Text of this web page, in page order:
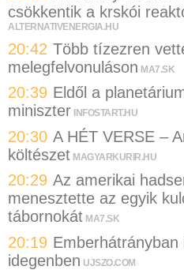
csökkentik a krskói
ALTERNATIVENERGIA.HU
20:42 Több tízezren
melegfelvonuláson MA7.SK
20:39 Eldől a
miniszter INFOSTART.HU
20:30 A HÉT VERSE –
költészet MAGYARKURIR.HU
20:29 Az amerikai
menesztette az egyik
tábornokát MA7.SK
20:19
idegenben UJSZO.COM